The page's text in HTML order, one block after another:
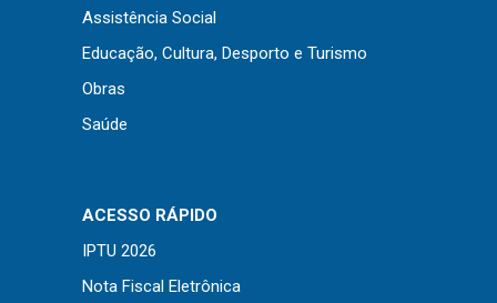
Chamamentos Públicos
Leis, Decretos e Portarias
Portal da Transparência
Radar da Transparência
Cespro
Assistência Social
Educação, Cultura, Desporto e Turismo
Obras
Saúde
ACESSO RÁPIDO
IPTU 2026
Nota Fiscal Eletrônica